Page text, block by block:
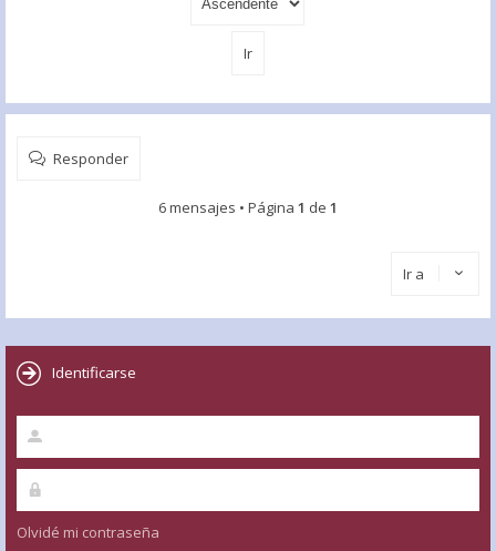
Responder
6 mensajes • Página 1 de 1
Ir a
Identificarse
Olvidé mi contraseña